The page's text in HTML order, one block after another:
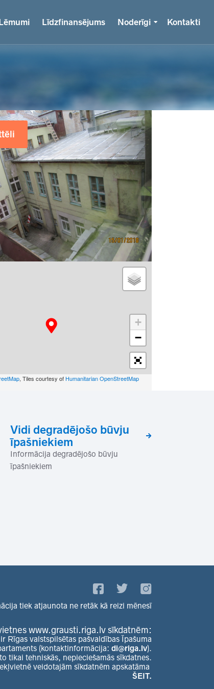
Līdzfinansējums Noderīgi Kontakti
+
−
, Tiles courtesy of Humanitarian OpenStreetMap
Vidi degradējošo būvju
īpašniekiem
Informācija degradējošo būvju
īpašniekiem
tiek atjaunota ne retāk kā reizi mēnesī
www.grausti.riga.lv sīkdatnēm:
Rīgas valstspilsētas pašvaldības Īpašuma
(kontaktinformācija: di@riga.lv).
tikai tehniskās, nepieciešamās sīkdatnes.
veidotajām sīkdatnēm apskatāma
ŠEIT.